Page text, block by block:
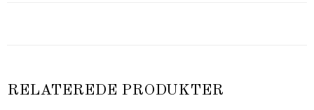
RELATEREDE PRODUKTER